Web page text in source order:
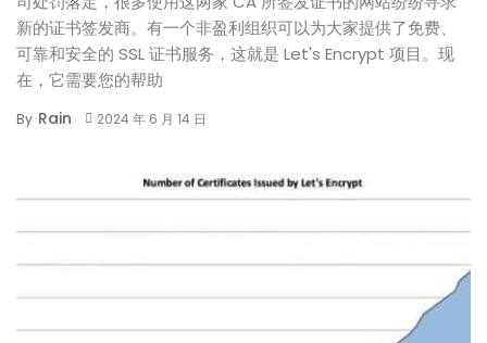
新的证书签发商。有一个非盈利组织可以为大家提供了免费、
可靠和安全的 SSL 证书服务，这就是 Let's Encrypt 项目。现
在，它需要您的帮助
By Rain 2024 年 6 月 14 日